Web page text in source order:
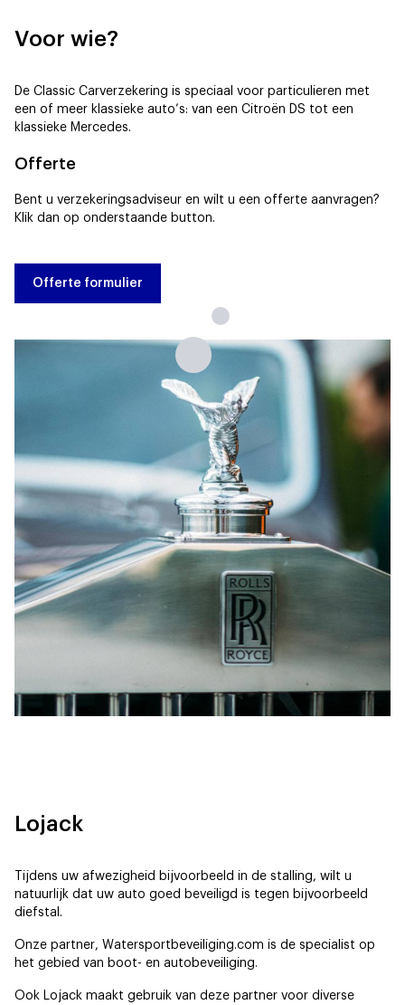
Voor wie?
De Classic Carverzekering is speciaal voor particulieren met
een of meer klassieke auto’s: van een Citroën DS tot een
klassieke Mercedes.
Offerte
Bent u verzekeringsadviseur en wilt u een offerte aanvragen?
Klik dan op onderstaande button.
Offerte formulier
Lojack
Tijdens uw afwezigheid bijvoorbeeld in de stalling, wilt u
natuurlijk dat uw auto goed beveiligd is tegen bijvoorbeeld
diefstal.
Onze partner, Watersportbeveiliging.com is de specialist op
het gebied van boot- en autobeveiliging.
Ook Lojack maakt gebruik van deze partner voor diverse